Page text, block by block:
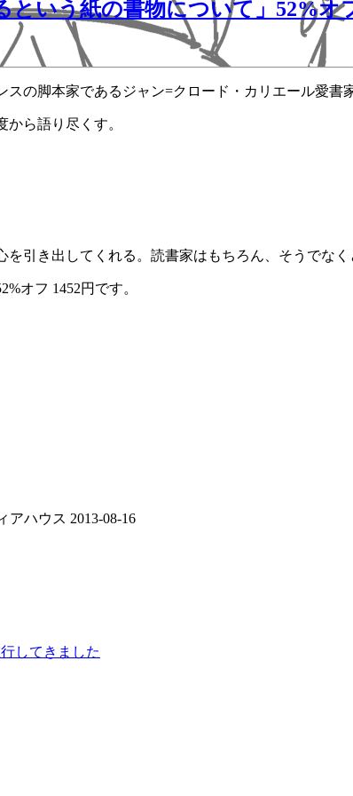
という紙の書物について」52%オ
の脚本家であるジャン=クロード・カリエール愛書
ら語り尽くす。
引き出してくれる。読書家はもちろん、そうでな
オフ 1452円です。
ハウス 2013-08-16
してきました